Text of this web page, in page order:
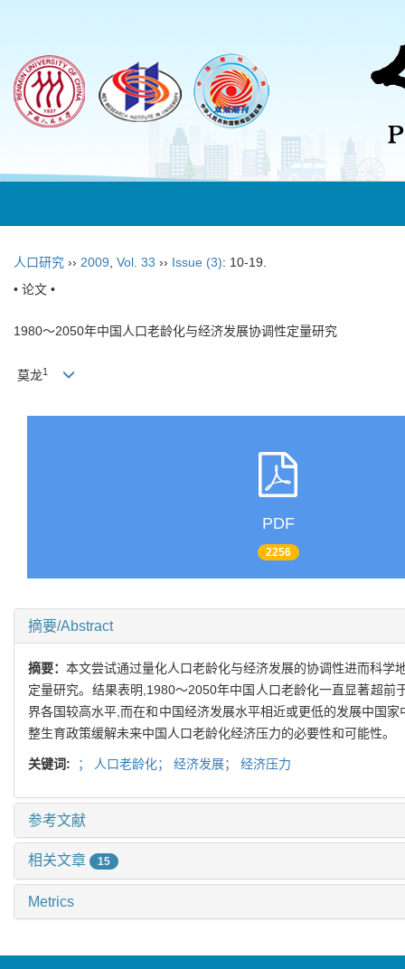
人口研究 ›› 2009 Vol. 33 ›› Issue (3): 10-19.
• 论文 •
1980～2050年中国人口老龄化与经济发展协调性定量研究
莫龙1
PDF
2256
摘要/Abstract
摘要： 本文尝试通过量化人口老龄化与经济发展的协调性进而科
定量研究。结果表明,1980～2050年中国人口老龄化一直显著超
界各国较高水平,而在和中国经济发展水平相近或更低的发展中国
整生育政策缓解未来中国人口老龄化经济压力的必要性和可能性。
关键词: ； 人口老龄化； 经济发展； 经济压力
参考文献
相关文章 15
Metrics